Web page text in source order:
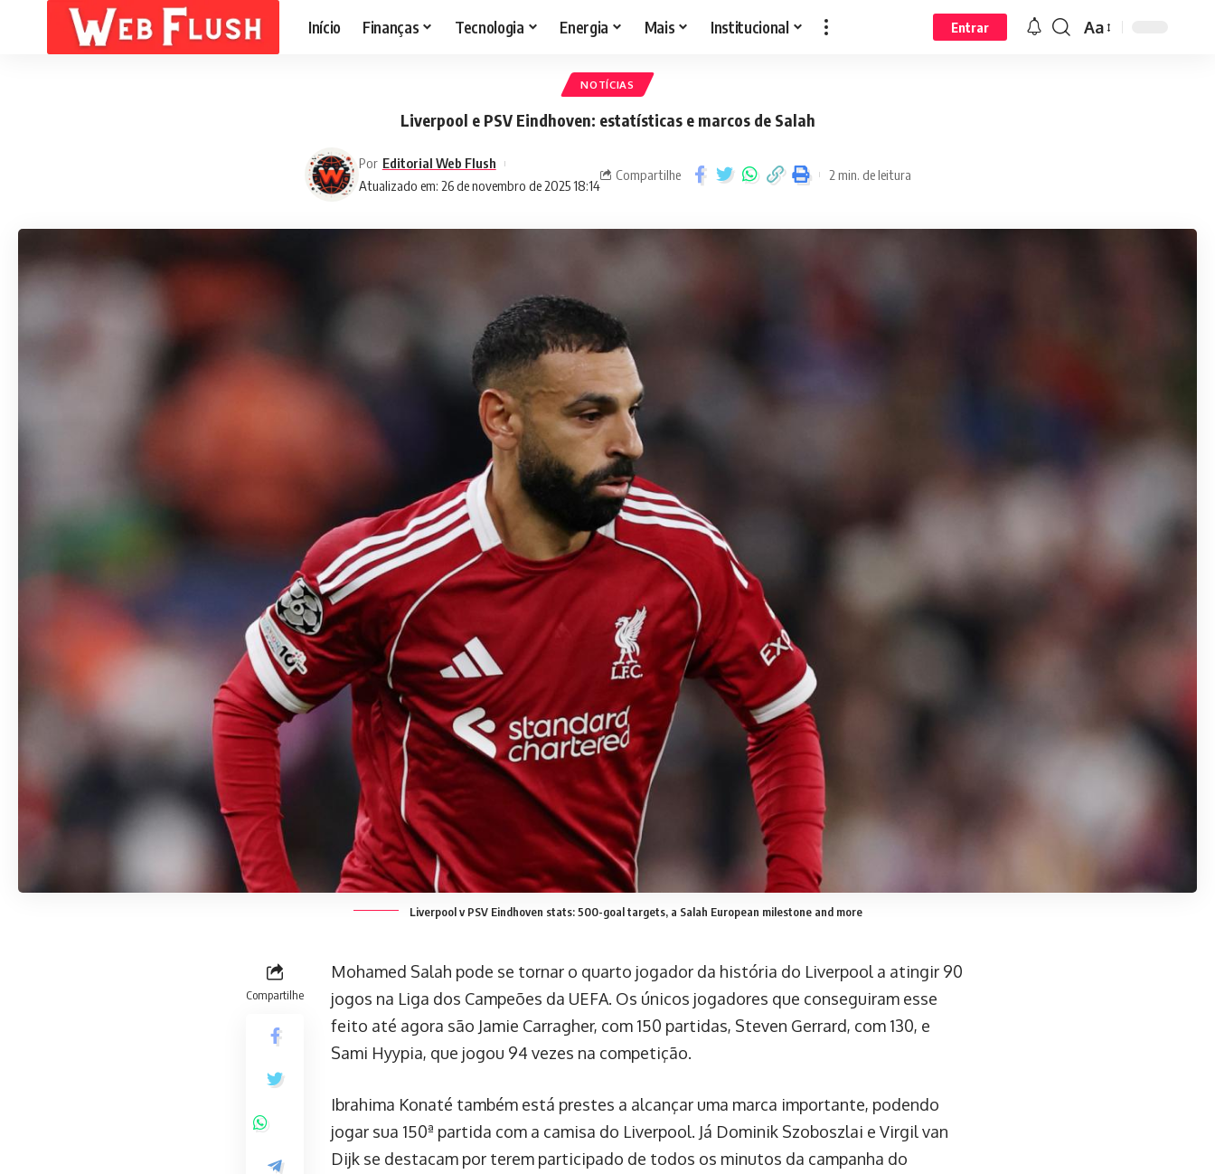
Início Finanças Tecnologia Energia Mais Institucional Entrar Aa
NOTÍCIAS
Liverpool e PSV Eindhoven: estatísticas e marcos de Salah
Atualizado em: 26 de novembro de 2025 18:14
Por Editorial Web Flush
Compartilhe 2 min. de leitura
Liverpool v PSV Eindhoven stats: 500-goal targets, a Salah European milestone and more
Compartilhe
Mohamed Salah pode se tornar o quarto jogador da história do Liverpool a atingir 90
jogos na Liga dos Campeões da UEFA. Os únicos jogadores que conseguiram esse
feito até agora são Jamie Carragher, com 150 partidas, Steven Gerrard, com 130, e
Sami Hyypia, que jogou 94 vezes na competição.
Ibrahima Konaté também está prestes a alcançar uma marca importante, podendo
jogar sua 150ª partida com a camisa do Liverpool. Já Dominik Szoboszlai e Virgil van
Dijk se destacam por terem participado de todos os minutos da campanha do